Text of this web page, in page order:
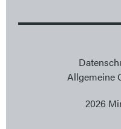
Allgemeine
2026